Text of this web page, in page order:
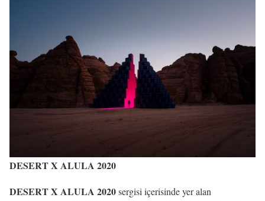
DESERT X ALULA 2020
DESERT X ALULA 2020sergisi içerisinde yer alan